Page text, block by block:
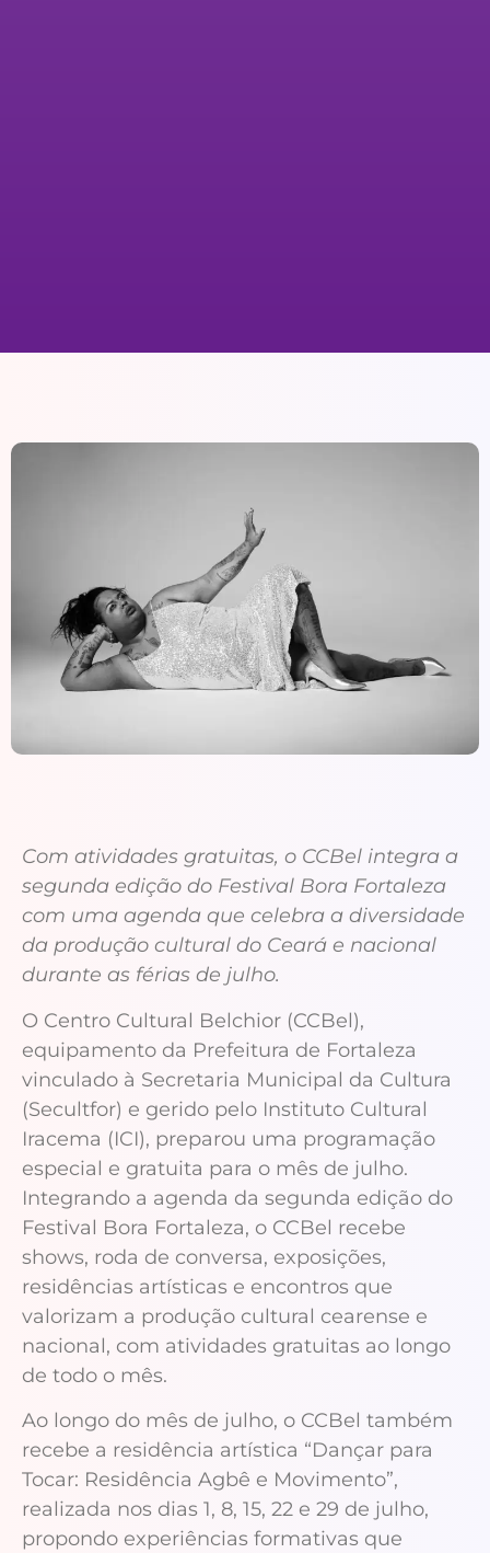
Com atividades gratuitas, o CCBel integra a
segunda edição do Festival Bora Fortaleza
com uma agenda que celebra a diversidade
da produção cultural do Ceará e nacional
durante as férias de julho.
O Centro Cultural Belchior (CCBel),
equipamento da Prefeitura de Fortaleza
vinculado à Secretaria Municipal da Cultura
(Secultfor) e gerido pelo Instituto Cultural
Iracema (ICI), preparou uma programação
especial e gratuita para o mês de julho.
Integrando a agenda da segunda edição do
Festival Bora Fortaleza, o CCBel recebe
shows, roda de conversa, exposições,
residências artísticas e encontros que
valorizam a produção cultural cearense e
nacional, com atividades gratuitas ao longo
de todo o mês.
Ao longo do mês de julho, o CCBel também
recebe a residência artística “Dançar para
Tocar: Residência Agbê e Movimento”,
realizada nos dias 1, 8, 15, 22 e 29 de julho,
propondo experiências formativas que